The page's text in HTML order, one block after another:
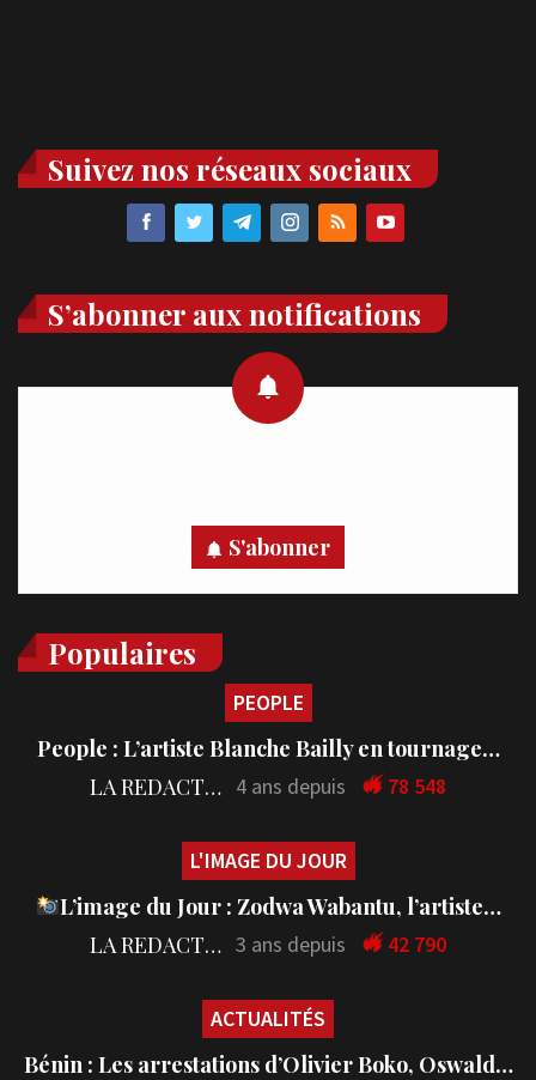
Suivez nos réseaux sociaux
S’abonner aux notifications
S'abonner
Populaires
PEOPLE
People : L’artiste Blanche Bailly en tournage…
LA REDACTION 4 ans depuis 78 548
L'IMAGE DU JOUR
L’image du Jour : Zodwa Wabantu, l’artiste…
LA REDACTION 3 ans depuis 42 790
ACTUALITÉS
Bénin : Les arrestations d’Olivier Boko, Oswald…